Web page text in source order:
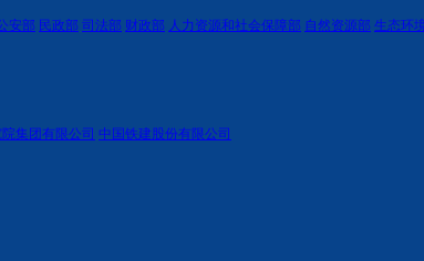
安部 民政部 司法部 财政部 人力资源和社会保障部 自然资源部 生态环
集团有限公司 中国铁建股份有限公司